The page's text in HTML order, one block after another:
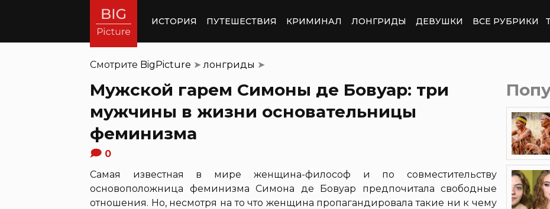
ИСТОРИЯ ПУТЕШЕСТВИЯ КРИМИНАЛ ЛОНГРИДЫ ДЕВУШКИ ВСЕ РУБРИКИ
Смотрите BigPicture ➤лонгриды ➤
Мужской гарем Симоны де Бовуар: три
мужчины в жизни основательницы
феминизма
0
Самая известная в мире женщина-философ и по совместительству
основоположница феминизма Симона де Бовуар предпочитала свободные
отношения. Но, несмотря на то что женщина пропагандировала такие ни к чему